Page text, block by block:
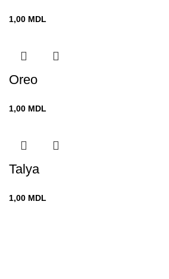
1,00 MDL
Oreo
1,00 MDL
Talya
1,00 MDL